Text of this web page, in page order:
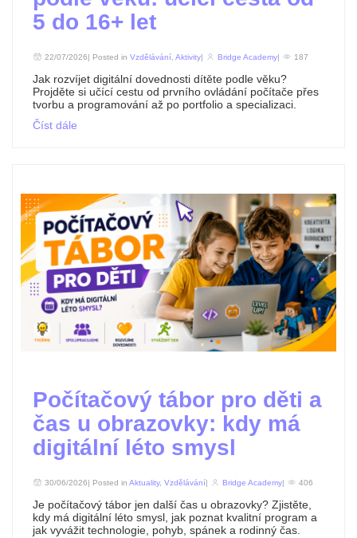
5 do 16+ let
22/07/2026| Posted in Vzdělávání, Aktivity Bridge Academy 187
Jak rozvíjet digitální dovednosti dítěte podle věku?
Projděte si učící cestu od prvního ovládání počítače přes
tvorbu a programování až po portfolio a specializaci.
Číst dále
Počítačový tábor pro děti a
čas u obrazovky: kdy má
digitální léto smysl
30/06/2026| Posted in Aktuality, Vzdělávání Bridge Academy 406
Je počítačový tábor jen další čas u obrazovky? Zjistěte,
kdy má digitální léto smysl, jak poznat kvalitní program a
jak vyvážit technologie, pohyb, spánek a rodinný čas.